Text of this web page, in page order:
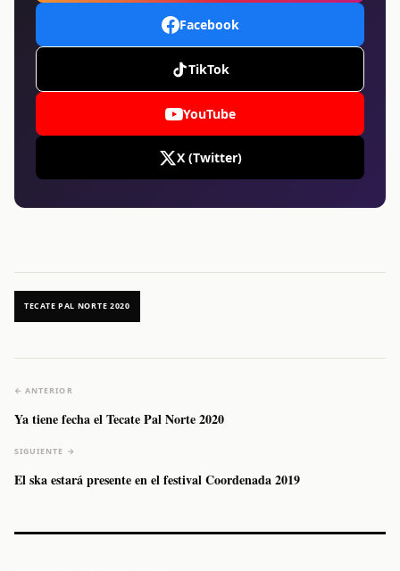
Facebook
TikTok
YouTube
X (Twitter)
TECATE PAL NORTE 2020
← ANTERIOR
Ya tiene fecha el Tecate Pal Norte 2020
SIGUIENTE →
El ska estará presente en el festival Coordenada 2019
Caifanes regresa
Fallece Felipe